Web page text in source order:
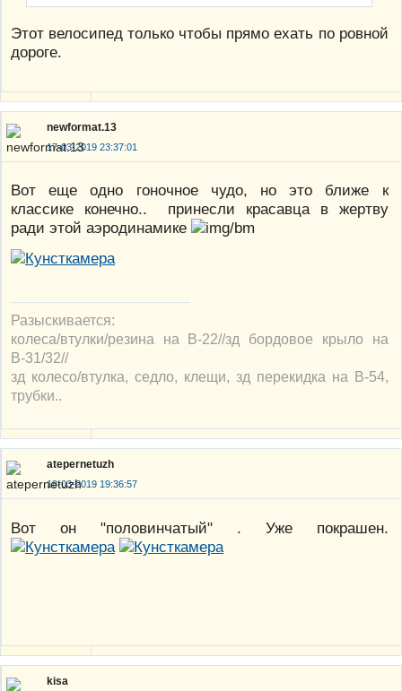
Этот велосипед только чтобы прямо ехать по ровной
дороге.
newformat.13
17-03-2019 23:37:01
Вот еще одно гоночное чудо, но это ближе к
классике конечно.. принесли красавца в жертву
ради этой аэродинамике
Разыскивается:
колеса/втулки/резина на В-22//зд бордовое крыло на
В-31/32//
зд колесо/втулка, седло, клещи, зд перекидка на В-54,
трубки..
atepernetuzh
18-03-2019 19:36:57
Вот он "половинчатый" . Уже покрашен.
kisa